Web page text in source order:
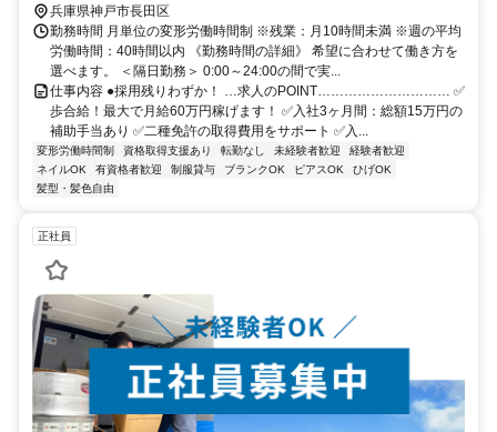
兵庫県神戸市長田区
勤務時間 月単位の変形労働時間制 ※残業：月10時間未満 ※週の平均
労働時間：40時間以内 《勤務時間の詳細》 希望に合わせて働き方を
選べます。 ＜隔日勤務＞ 0:00～24:00の間で実...
仕事内容 ●採用残りわずか！ …求人のPOINT………………………… ✅
歩合給！最大で月給60万円稼げます！ ✅入社3ヶ月間：総額15万円の
補助手当あり ✅二種免許の取得費用をサポート ✅入...
変形労働時間制 資格取得支援あり 転勤なし 未経験者歓迎
経験者歓迎
ネイルOK
有資格者歓迎 制服貸与 ブランクOK ピアスOK
ひげOK
髪型・髪色自由
正社員